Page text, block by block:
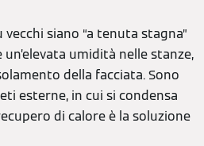
siano “a tenuta stagna”
umidità nelle stanze,
della facciata. Sono
esterne, in cui si condensa
di calore è la soluzione